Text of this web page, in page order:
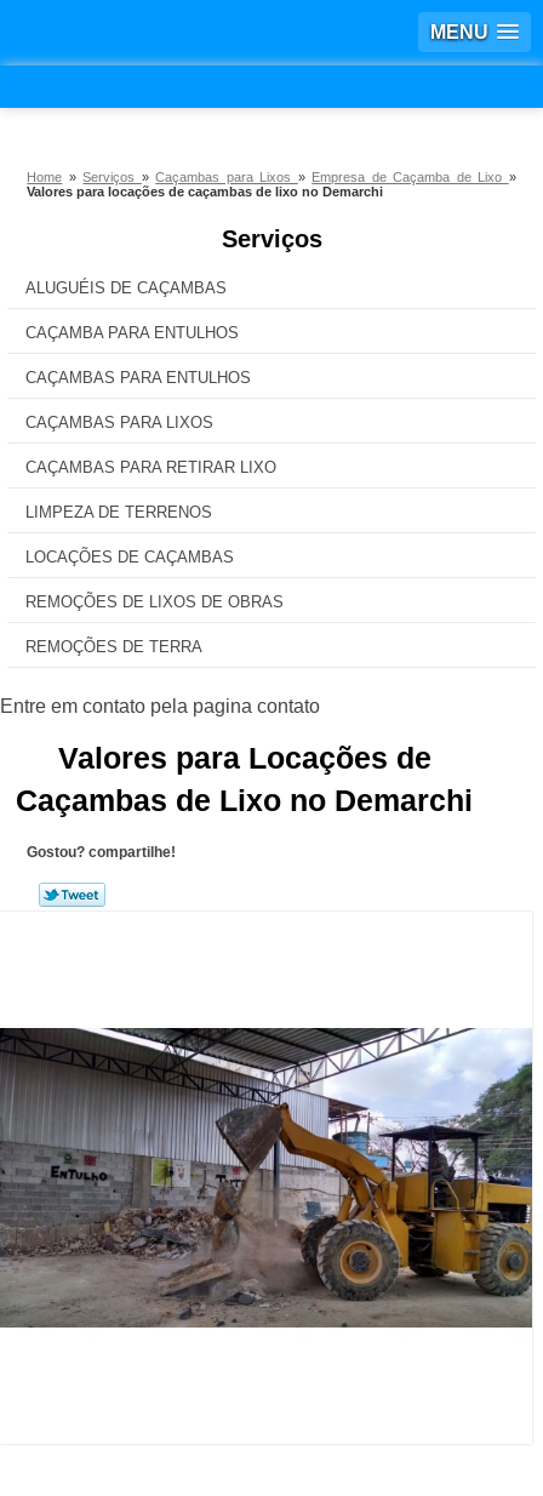
MENU
Home »Serviços »Caçambas para Lixos » Empresa de Caçamba de Lixo »
Valores para locações de caçambas de lixo no Demarchi
Serviços
ALUGUÉIS DE CAÇAMBAS
CAÇAMBA PARA ENTULHOS
CAÇAMBAS PARA ENTULHOS
CAÇAMBAS PARA LIXOS
CAÇAMBAS PARA RETIRAR LIXO
LIMPEZA DE TERRENOS
LOCAÇÕES DE CAÇAMBAS
REMOÇÕES DE LIXOS DE OBRAS
REMOÇÕES DE TERRA
Valores para Locações de
Caçambas de Lixo no Demarchi
Gostou? compartilhe!